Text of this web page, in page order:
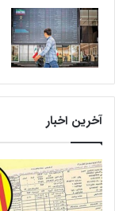
آخرین اخبار